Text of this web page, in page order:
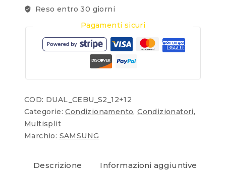
Reso entro 30 giorni
Pagamenti sicuri
COD: DUAL_CEBU_S2_12+12
Categorie:Condizionamento,Condizionatori,
Multisplit
Marchio: SAMSUNG
Descrizione Informazioni aggiuntive